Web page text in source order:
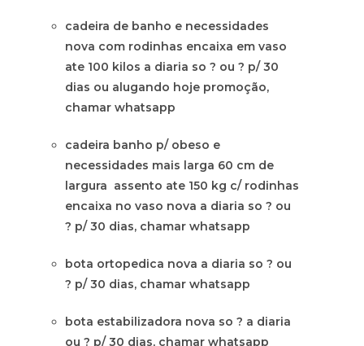
cadeira de banho e necessidades
nova com rodinhas encaixa em vaso
ate 100 kilos a diaria so ? ou ? p/ 30
dias ou alugando hoje promoção,
chamar whatsapp
cadeira banho p/ obeso e
necessidades mais larga 60 cm de
largura assento ate 150 kg c/ rodinhas
encaixa no vaso nova a diaria so ? ou
? p/ 30 dias, chamar whatsapp
bota ortopedica nova a diaria so ? ou
? p/ 30 dias, chamar whatsapp
bota estabilizadora nova so ? a diaria
ou ? p/ 30 dias, chamar whatsapp